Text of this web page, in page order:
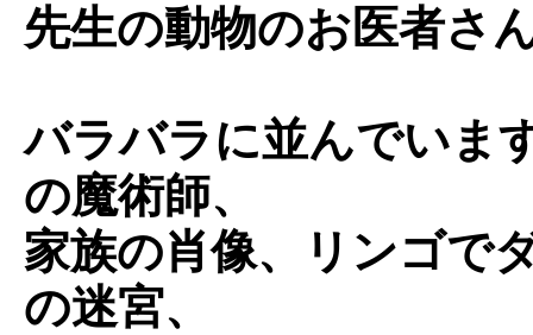
先生の動物のお医者さ
バラバラに並んでいま
の魔術師、
家族の肖像、リンゴで
の迷宮、